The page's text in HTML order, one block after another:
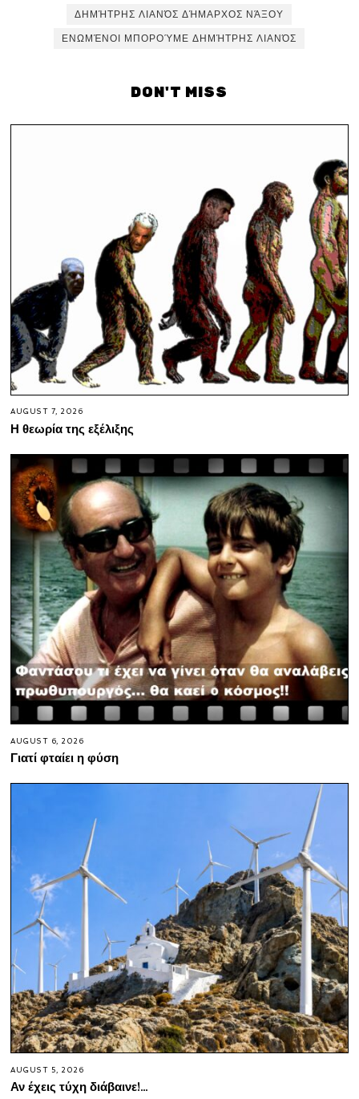
ΔΗΜΉΤΡΗΣ ΛΙΑΝΌΣ ΔΉΜΑΡΧΟΣ ΝΆΞΟΥ
ΕΝΩΜΈΝΟΙ ΜΠΟΡΟΎΜΕ ΔΗΜΉΤΡΗΣ ΛΙΑΝΌΣ
DON'T MISS
AUGUST 7, 2026
Η θεωρία της εξέλιξης
AUGUST 6, 2026
Γιατί φταίει η φύση
AUGUST 5, 2026
Αν έχεις τύχη διάβαινε!…